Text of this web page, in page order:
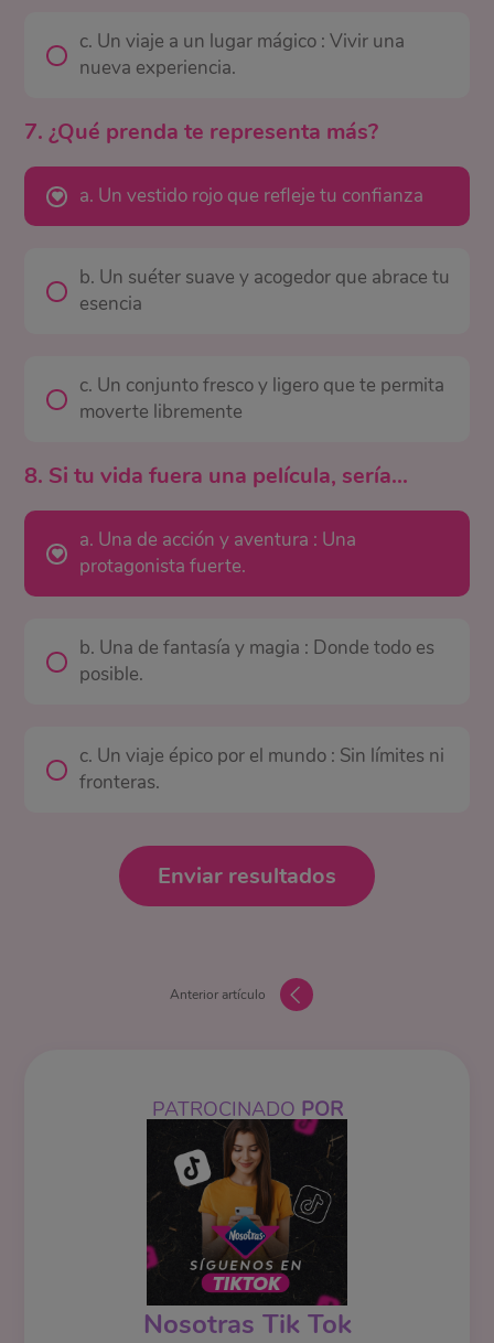
c. Un viaje a un lugar mágico : Vivir una
nueva experiencia.
7. ¿Qué prenda te representa más?
a. Un vestido rojo que refleje tu confianza
b. Un suéter suave y acogedor que abrace tu
esencia
c. Un conjunto fresco y ligero que te permita
moverte libremente
8. Si tu vida fuera una película, sería...
a. Una de acción y aventura : Una
protagonista fuerte.
b. Una de fantasía y magia : Donde todo es
posible.
c. Un viaje épico por el mundo : Sin límites ni
fronteras.
Enviar resultados
Anterior artículo
PATROCINADO POR
Nosotras Tik Tok